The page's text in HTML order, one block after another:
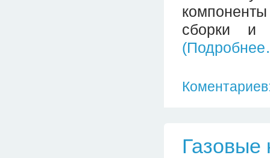
сборки и
Газовые